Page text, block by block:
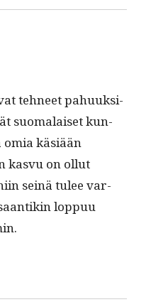
tehneet pahuuk­si­
suo­ma­laiset kun­
käsiään
kasvu on ollut
seinä tulee var­
lop­puu